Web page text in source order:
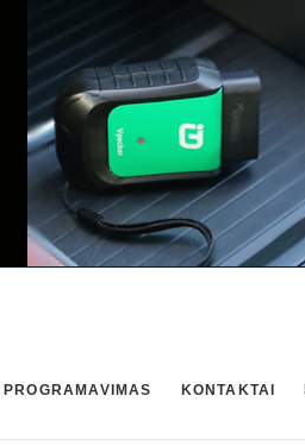
PROGRAMAVIMAS KONTAKTAI